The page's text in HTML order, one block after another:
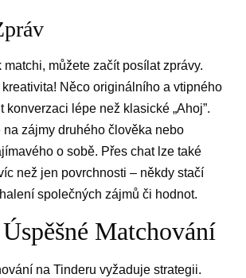
můžete začít posílat zprávy.
Něco originálního a vtipného
konverzaci lépe než klasické „Ahoj”.
na zájmy druhého člověka nebo
o sobě. Přes chat lze také
než jen povrchnosti – někdy stačí
společných zájmů či hodnot.
Matchování
na Tinderu vyžaduje strategii.